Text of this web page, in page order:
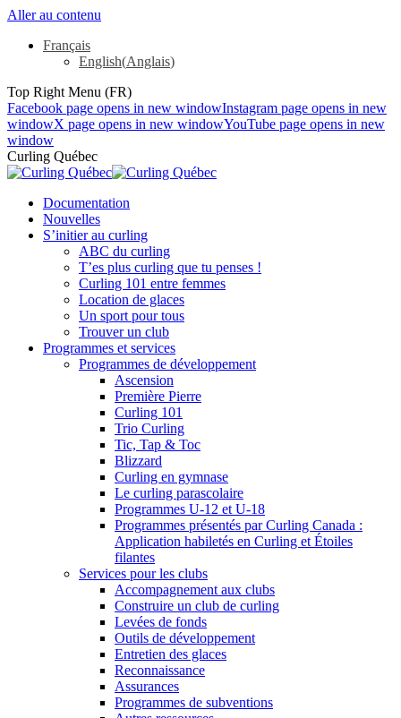
Aller au contenu
Français
English(Anglais)
Top Right Menu (FR)
Facebook page opens in new windowInstagram page opens in new
windowX page opens in new windowYouTube page opens in new
window
Curling Québec
Documentation
Nouvelles
S’initier au curling
ABC du curling
T’es plus curling que tu penses !
Curling 101 entre femmes
Location de glaces
Un sport pour tous
Trouver un club
Programmes et services
Programmes de développement
Ascension
Première Pierre
Curling 101
Trio Curling
Tic, Tap & Toc
Blizzard
Curling en gymnase
Le curling parascolaire
Programmes U-12 et U-18
Programmes présentés par Curling Canada :
Application habiletés en Curling et Étoiles
filantes
Services pour les clubs
Accompagnement aux clubs
Construire un club de curling
Levées de fonds
Outils de développement
Entretien des glaces
Reconnaissance
Assurances
Programmes de subventions